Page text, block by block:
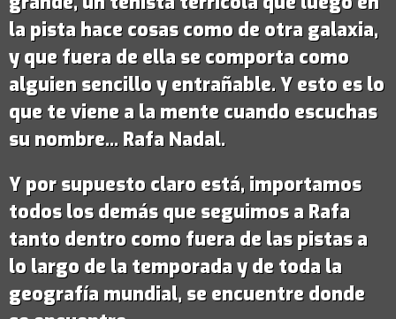
la pista hace cosas como de otra galaxia,
y que fuera de ella se comporta como
alguien sencillo y entrañable. Y esto es lo
que te viene a la mente cuando escuchas
su nombre... Rafa Nadal.
Y por supuesto claro está, importamos
todos los demás que seguimos a Rafa
tanto dentro como fuera de las pistas a
lo largo de la temporada y de toda la
geografía mundial, se encuentre donde